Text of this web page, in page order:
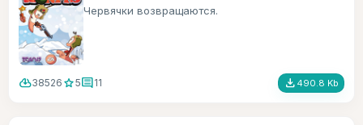
Червячки возвращаются.
cloud_download38526 star5comment11 file_download 490.8 Kb